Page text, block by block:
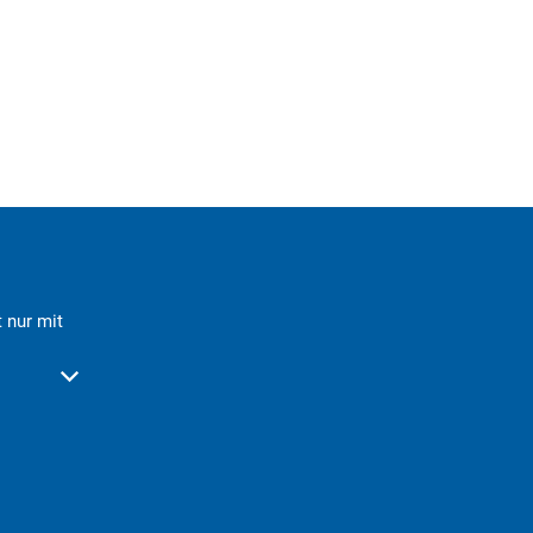
nur mit
Schließzeiten auszublenden